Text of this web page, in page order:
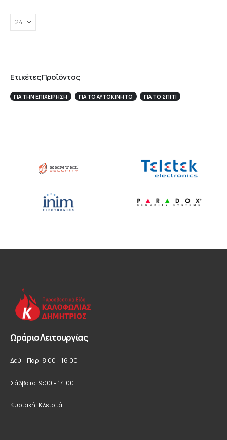
Ετικέτες Προϊόντος
ΓΙΑ ΤΗΝ ΕΠΙΧΕΊΡΗΣΉ ΓΙΑ ΤΟ ΑΥΤΟΚΊΝΗΤΟ ΓΙΑ ΤΟ ΣΠΙΤΙ
Ωράριο Λειτουργίας
Δεύ - Παρ: 8:00 - 16:00
Σάββατο: 9:00 - 14:00
Κυριακή: Κλειστά